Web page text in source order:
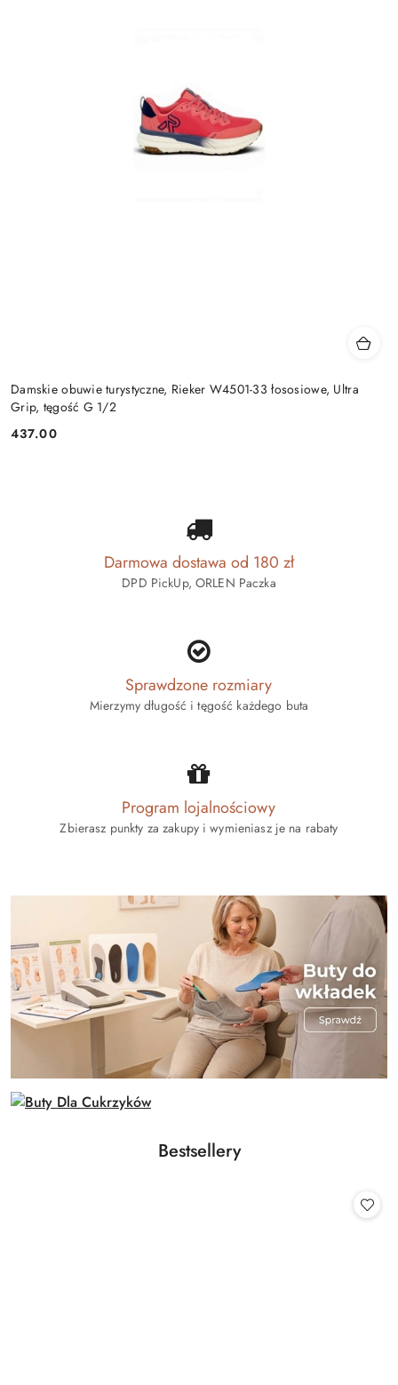
Damskie obuwie turystyczne, Rieker W4501-33 łososiowe, Ultra
Grip, tęgość G 1/2
Cena:
437.00
Darmowa dostawa od 180 zł
DPD PickUp, ORLEN Paczka
Sprawdzone rozmiary
Mierzymy długość i tęgość każdego buta
Program lojalnościowy
Zbierasz punkty za zakupy i wymieniasz je na rabaty
Pomiń karuzelę produktów
Produkty
Bestsellery